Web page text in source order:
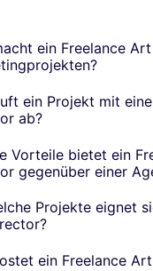
ein Freelance
ein Projekt mit
ab?
Vorteile bietet ein
gegenüber einer
Projekte eignet
ein Freelance